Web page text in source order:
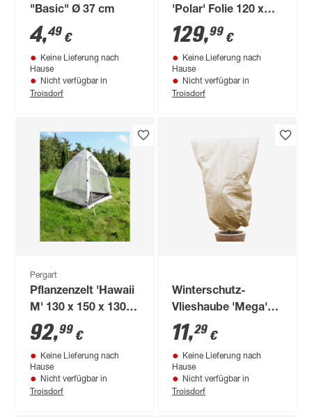
"Basic" Ø 37 cm
4,49 €
Keine Lieferung nach
Hause
Nicht verfügbar in
Troisdorf
'Polar' Folie 120 x
120 cm
129,99 €
Keine Lieferung nach
Hause
Nicht verfügbar in
Troisdorf
Pergart
Pflanzenzelt 'Hawaii
M' 130 x 150 x 130
cm mit weiß
92,99 €
Keine Lieferung nach
Hause
Nicht verfügbar in
Troisdorf
Winterschutz-
Vlieshaube 'Mega'
beige 180 x 120 cm
11,29 €
Keine Lieferung nach
Hause
Nicht verfügbar in
Troisdorf